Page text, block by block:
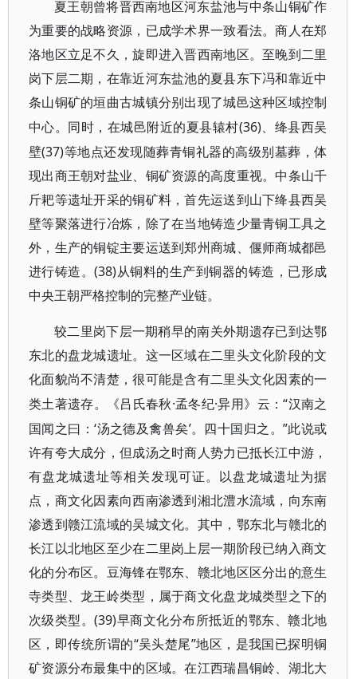
夏王朝曾将晋西南地区河东盐池与中条山铜矿作
为重要的战略资源，已成学术界一致看法。商人在郑
洛地区立足不久，旋即进入晋西南地区。至晚到二里
岗下层二期，在靠近河东盐池的夏县东下冯和靠近中
条山铜矿的垣曲古城镇分别出现了城邑这种区域控制
中心。同时，在城邑附近的夏县辕村(36)、绛县西吴
壁(37)等地点还发现随葬青铜礼器的高级别墓葬，体
现出商王朝对盐业、铜矿资源的高度重视。中条山千
斤耙等遗址开采的铜矿料，首先运送到山下绛县西吴
壁等聚落进行冶炼，除了在当地铸造少量青铜工具之
外，生产的铜锭主要运送到郑州商城、偃师商城都邑
进行铸造。(38)从铜料的生产到铜器的铸造，已形成
中央王朝严格控制的完整产业链。
较二里岗下层一期稍早的南关外期遗存已到达鄂
东北的盘龙城遗址。这一区域在二里头文化阶段的文
化面貌尚不清楚，很可能是含有二里头文化因素的一
类土著遗存。《吕氏春秋·孟冬纪·异用》云：“汉南之
国闻之曰：‘汤之德及禽兽矣’。四十国归之。”此说或
许有夸大成分，但成汤之时商人势力已抵长江中游，
有盘龙城遗址等相关发现可证。以盘龙城遗址为据
点，商文化因素向西南渗透到湘北澧水流域，向东南
渗透到赣江流域的吴城文化。其中，鄂东北与赣北的
长江以北地区至少在二里岗上层一期阶段已纳入商文
化的分布区。豆海锋在鄂东、赣北地区区分出的意生
寺类型、龙王岭类型，属于商文化盘龙城类型之下的
次级类型。(39)早商文化分布所抵近的鄂东、赣北地
区，即传统所谓的“吴头楚尾”地区，是我国已探明铜
矿资源分布最集中的区域。在江西瑞昌铜岭、湖北大